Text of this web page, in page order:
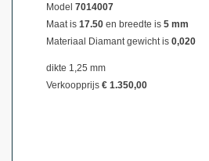
Model 7014007
Maat is 17.50 en breedte is 5 mm
Materiaal Diamant gewicht is 0,020
dikte 1,25 mm
Verkoopprijs € 1.350,00